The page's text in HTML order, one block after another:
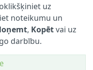
uz
noteikumu un
, Kopētvai uz
darbību.